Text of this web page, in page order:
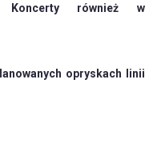
Koncerty również w
opryskach linii